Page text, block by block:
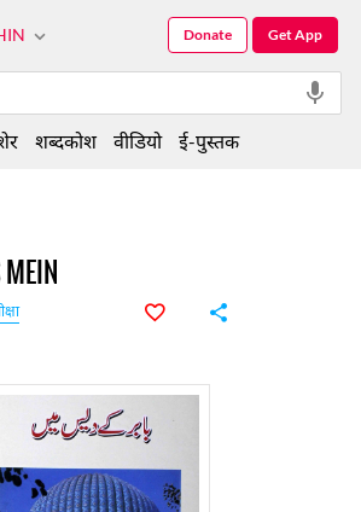
Get App
Donate
शब्दकोश वीडियो ई-पुस्तक